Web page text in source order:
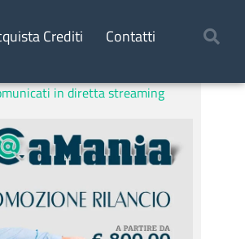
Crediti Contatti